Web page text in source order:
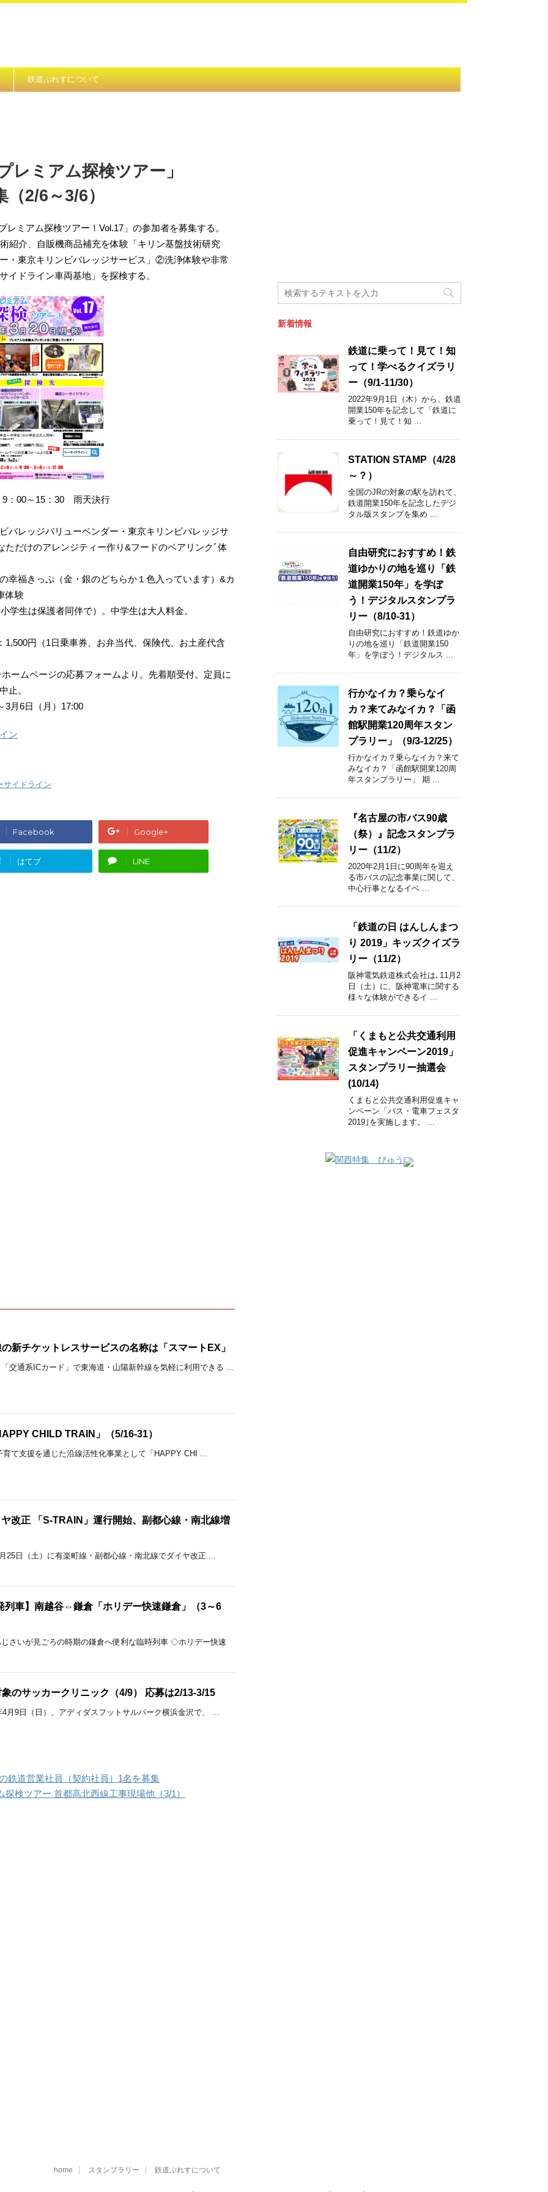
鉄道ぷれすについて
レミアム探検ツアー」
（2/6～3/6）
ミアム探検ツアー！Vol.17」の参加者を募集する。
紹介、自販機商品補充を体験「キリン基盤技術研究
・東京キリンビバレッジサービス」②洗浄体験や非常
イドライン車両基地」を探検する。
：00～15：30 雨天決行
バレッジバリューベンダー・東京キリンビバレッジサ
ただけのアレンジティー作り&フードのペアリンクﾞ体
幸福きっぷ（金・銀のどちらか１色入っています）&カ
体験
生は保護者同伴で）。中学生は大人料金。
円（1日乗車券、お弁当代、保険代、お土産代含
ームページの応募フォームより。先着順受付。定員に
止。
3月6日（月）17:00
ン
サイドライン
Facebook Google+
はてブ LINE
新チケットレスサービスの名称は「スマートEX」
交通系ICカード」で東海道・山陽新幹線を気軽に利用できる ...
CHILD TRAIN」（5/16-31）
て支援を通じた沿線活性化事業として「HAPPY CHI ...
改正 「S-TRAIN」運行開始、副都心線・南北線増
25日（土）に有楽町線・副都心線・南北線でダイヤ改正 ...
列車】南越谷⇔鎌倉「ホリデー快速鎌倉」（3～6
さいが見ごろの時期の鎌倉へ便利な臨時列車 ◇ホリデー快速
のサッカークリニック（4/9） 応募は2/13-3/15
月9日（日）、アディダスフットサルパーク横浜金沢で、 ...
鉄道営業社員（契約社員）1名を募集
検ツアー 首都高北西線工事現場他（3/1）
新着情報
鉄道に乗って！見て！知
って！学べるクイズラリ
ー（9/1-11/30）
2022年9月1日（木）から、鉄道
開業150年を記念して「鉄道に
乗って！見て！知 ...
STATION STAMP（4/28
～？）
全国のJRの対象の駅を訪れて、
鉄道開業150年を記念したデジ
タル版スタンプを集め ...
自由研究におすすめ！鉄
道ゆかりの地を巡り「鉄
道開業150年」を学ぼ
う！デジタルスタンプラ
リー（8/10-31）
自由研究におすすめ！鉄道ゆか
りの地を巡り「鉄道開業150
年」を学ぼう！デジタルス ...
行かなイカ？乗らなイ
カ？来てみなイカ？「函
館駅開業120周年スタン
プラリー」（9/3-12/25）
行かなイカ？乗らなイカ？来て
みなイカ？「函館駅開業120周
年スタンプラリー」 期 ...
『名古屋の市バス90歳
（祭）』記念スタンプラ
リー（11/2）
2020年2月1日に90周年を迎え
る市バスの記念事業に関して、
中心行事となるイベ ...
「鉄道の日 はんしんまつ
り 2019」キッズクイズラ
リー（11/2）
阪神電気鉄道株式会社は､11月2
日（土）に、阪神電車に関する
様々な体験ができるイ ...
「くまもと公共交通利用
促進キャンペーン2019」
スタンプラリー抽選会
(10/14)
くまもと公共交通利用促進キャ
ンペーン「バス・電車フェスタ
2019｣を実施します。 ...
home スタンプラリー 鉄道ぷれすについて